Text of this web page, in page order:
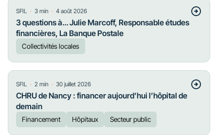
SFIL ・ 3 min ・ 4 août 2026
3 questions à… Julie Marcoff, Responsable études
financières, La Banque Postale
Collectivités locales
SFIL ・ 2 min ・ 30 juillet 2026
CHRU de Nancy : financer aujourd’hui l’hôpital de
demain
Financement Hôpitaux Secteur public